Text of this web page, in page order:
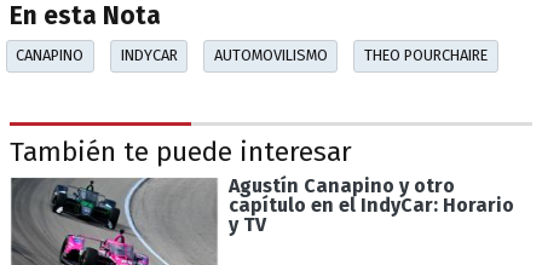
En esta Nota
CANAPINO INDYCAR AUTOMOVILISMO THEO POURCHAIRE
También te puede interesar
Agustín Canapino y otro
capítulo en el IndyCar: Horario
y TV